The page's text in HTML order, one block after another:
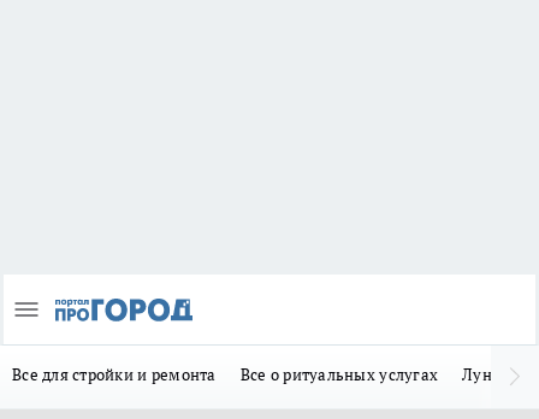
Все для стройки и ремонта Все о ритуальных услугах Лунно-